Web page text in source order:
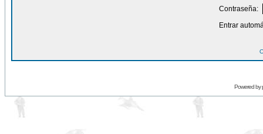
Contraseña:
Entrar
Powered by